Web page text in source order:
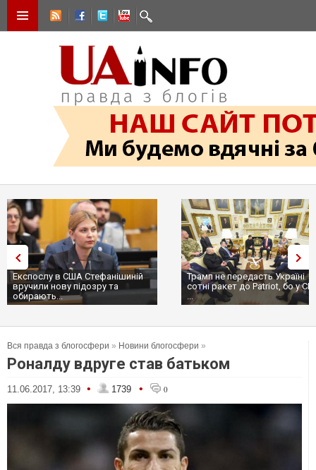
Експослу в США Стефанішиній
вручили нову підозру та
обирають...
Трамп не передасть Україні
сотні ракет до Patriot, бо у
...
Вся правда з блогосфери » Новини блогосфери »
Роналду вдруге став батьком
11.06.2017, 13:39 • 1739 • 0